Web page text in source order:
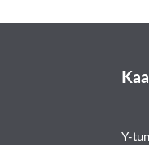
Y-